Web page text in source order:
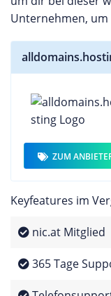
Unternehmen,
ZUM
Keyfeatures im
nic.at Mitglied
365 Tage